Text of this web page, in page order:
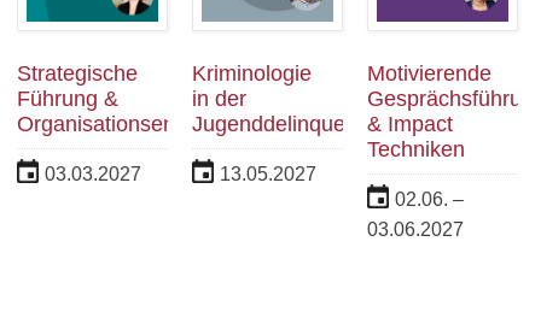
Strategische
Führung &
Organisationsentwicklung
03.03.2027
Kriminologie
in der
Jugenddelinquenz
13.05.2027
Motivierende
& Impact
Techniken
02.06. –
03.06.2027